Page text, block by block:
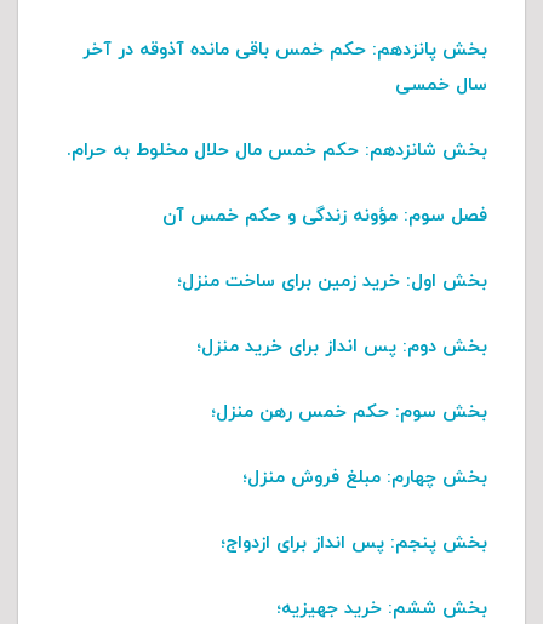
بخش پانزدهم: حکم خمس باقی مانده آذوقه در آخر
سال خمسی
بخش شانزدهم: حکم خمس مال حلال مخلوط به حرام.
فصل سوم: مؤونه زندگی و حکم خمس آن
بخش اول: خرید زمین برای ساخت منزل؛
بخش دوم: پس انداز برای خرید منزل؛
بخش سوم: حکم خمس رهن منزل؛
بخش چهارم: مبلغ فروش منزل؛
بخش پنجم: پس انداز برای ازدواج؛
بخش ششم: خرید جهیزیه؛